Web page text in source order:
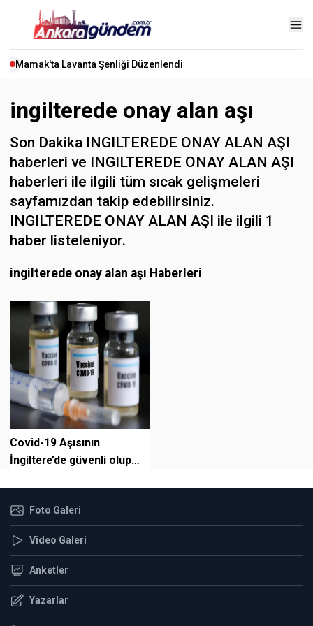
Mamak'ta Lavanta Şenliği Düzenlendi
ingilterede onay alan aşı
Son Dakika INGILTEREDE ONAY ALAN AŞI
haberleri ve INGILTEREDE ONAY ALAN AŞI
haberleri ile ilgili tüm sıcak gelişmeleri
sayfamızdan takip edebilirsiniz.
INGILTEREDE ONAY ALAN AŞI ile ilgili 1
haber listeleniyor.
ingilterede onay alan aşı Haberleri
Covid-19 Aşısının
İngiltere’de güvenli olup
Foto Galeri
Video Galeri
Anketler
Yazarlar